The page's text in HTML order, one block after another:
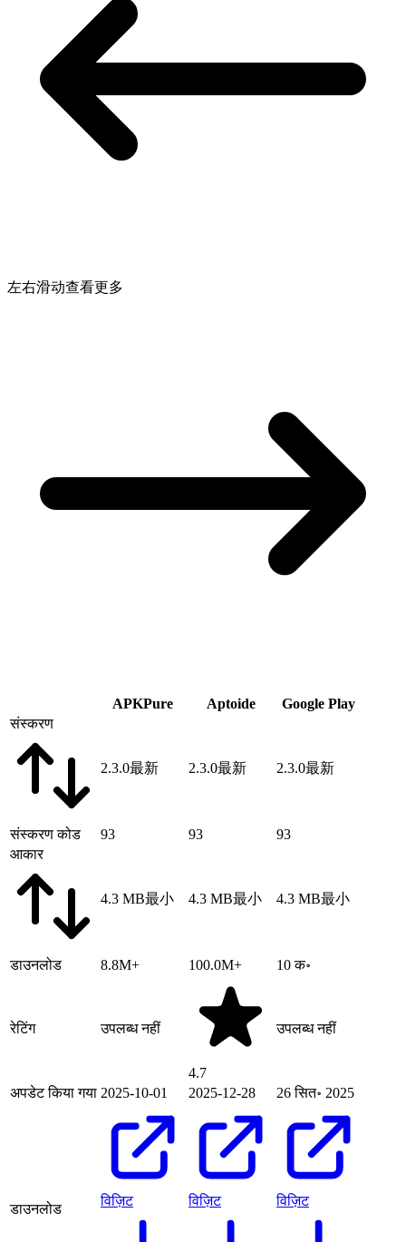
左右滑动查看更多
APKPure Aptoide
Google Play
संस्करण
2.3.0最新 2.3.0最新 2.3.0最新
संस्करण कोड 93 93
93
आकार
4.3 MB最小 4.3 MB最小 4.3 MB最小
डाउनलोड 8.8M+ 100.0M+ 10 क॰
रेटिंग उपलब्ध नहीं
4.7
उपलब्ध नहीं
अपडेट किया गया 2025-10-01 2025-12-28 26 सित॰ 2025
डाउनलोड
विज़िट विज़िट विज़िट